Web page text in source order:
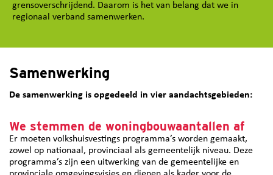
grensoverschrijdend. Daarom is het van belang dat we in
regionaal verband samenwerken.
Samenwerking
De samenwerking is opgedeeld in vier aandachtsgebieden:
We stemmen de woningbouwaantallen af
Er moeten volkshuisvestings programma’s worden gemaakt,
zowel op nationaal, provinciaal als gemeentelijk niveau. Deze
programma’s zijn een uitwerking van de gemeentelijke en